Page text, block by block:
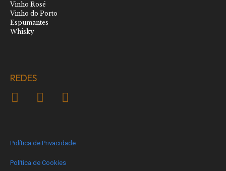
Vinho Rosé
Vinho do Porto
Espumantes
Whisky
REDES
Política de Privacidade
Política de Cookies